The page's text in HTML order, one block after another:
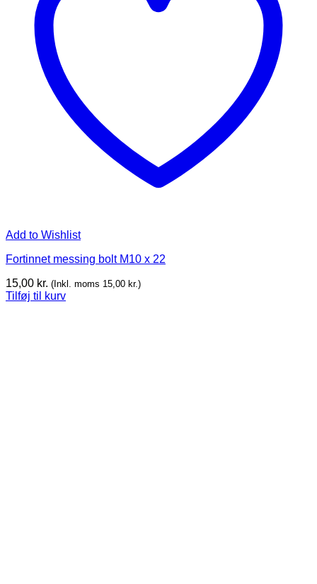
Add to Wishlist
Fortinnet messing bolt M10 x 22
15,00 kr. (Inkl. moms 15,00 kr.)
Tilføj til kurv